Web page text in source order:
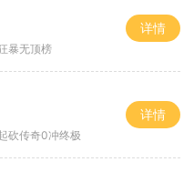
暴无顶榜
详情
砍传奇0冲终极
详情